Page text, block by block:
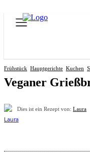
Frühstück Hauptgerichte Kuchen
Veganer
Dies ist ein Rezept von: Laura